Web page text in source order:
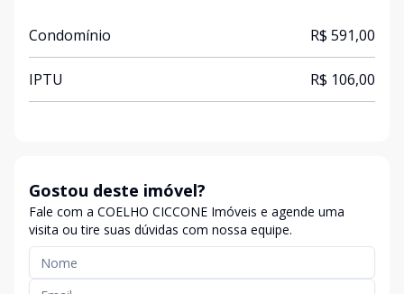
Condomínio R$ 591,00
IPTU R$ 106,00
Gostou deste imóvel?
Fale com a COELHO CICCONE Imóveis e agende uma
visita ou tire suas dúvidas com nossa equipe.